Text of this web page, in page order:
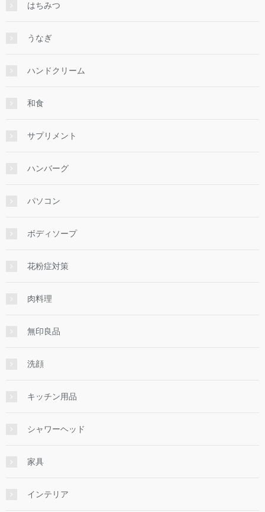
はちみつ
うなぎ
ハンドクリーム
和食
サプリメント
ハンバーグ
パソコン
ボディソープ
花粉症対策
肉料理
無印良品
洗顔
キッチン用品
シャワーヘッド
家具
インテリア